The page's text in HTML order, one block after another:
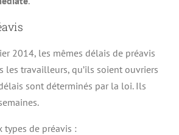
2014, les mêmes délais de préavis
les travailleurs, qu’ils soient ouvriers
sont déterminés par la loi. Ils
de préavis :